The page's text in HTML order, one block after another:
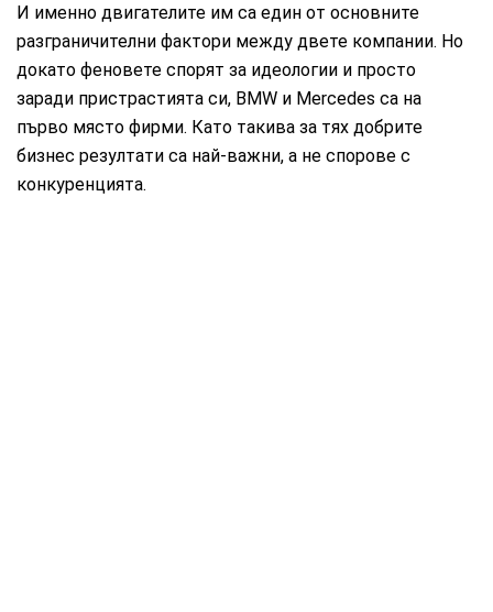
И именно двигателите им са един от основните
разграничителни фактори между двете компании. Но
докато феновете спорят за идеологии и просто
заради пристрастията си, BMW и Mercedes са на
първо място фирми. Като такива за тях добрите
бизнес резултати са най-важни, а не спорове с
конкуренцията.